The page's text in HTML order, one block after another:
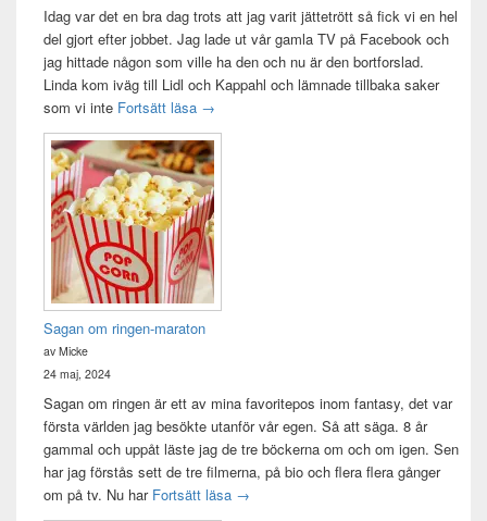
Idag var det en bra dag trots att jag varit jättetrött så fick vi en hel
del gjort efter jobbet. Jag lade ut vår gamla TV på Facebook och
jag hittade någon som ville ha den och nu är den bortforslad.
Linda kom iväg till Lidl och Kappahl och lämnade tillbaka saker
som vi inte Fortsätt läsa Idag var det en bra dag
→
Sagan om ringen-maraton
av Micke
24 maj, 2024
Sagan om ringen är ett av mina favoritepos inom fantasy, det var
första världen jag besökte utanför vår egen. Så att säga. 8 år
gammal och uppåt läste jag de tre böckerna om och om igen. Sen
har jag förstås sett de tre filmerna, på bio och flera flera gånger
om på tv. Nu har Fortsätt läsa Sagan om ringen-maraton
→